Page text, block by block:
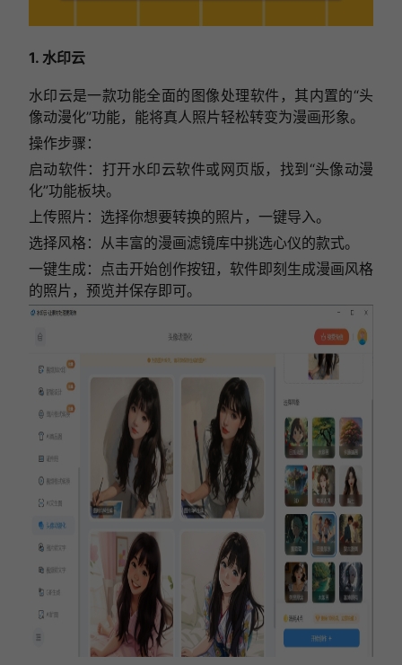
1. 水印云
水印云是一款功能全面的图像处理软件，其内置的“头
像动漫化”功能，能将真人照片轻松转变为漫画形象。
操作步骤：
启动软件：打开水印云软件或网页版，找到“头像动漫
化”功能板块。
上传照片：选择你想要转换的照片，一键导入。
选择风格：从丰富的漫画滤镜库中挑选心仪的款式。
一键生成：点击开始创作按钮，软件即刻生成漫画风格
的照片，预览并保存即可。